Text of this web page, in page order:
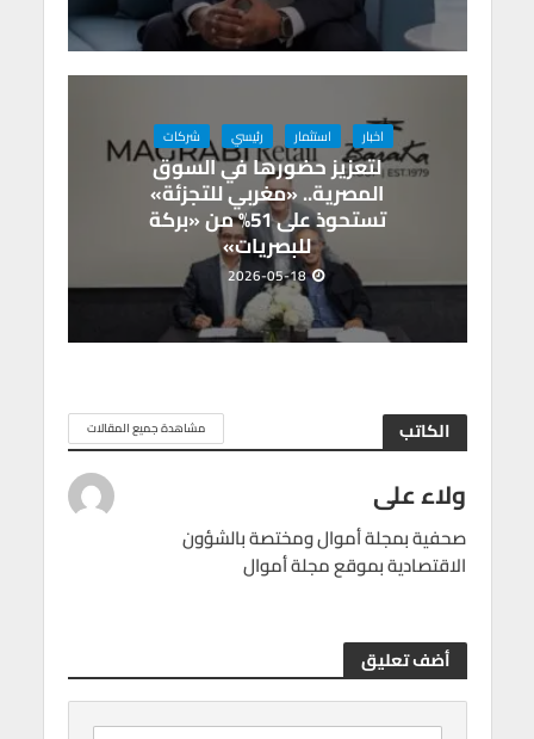
اخبار استثمار رئيسي شركات
لتعزيز حضورها في السوق
المصرية.. «مغربي للتجزئة»
تستحوذ على 51% من «بركة
للبصريات»
2026-05-18
الكاتب مشاهدة جميع المقالات
ولاء على
صحفية بمجلة أموال ومختصة بالشؤون
الاقتصادية بموقع مجلة أموال
أضف تعليق